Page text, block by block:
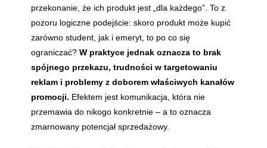
przekonanie, że ich produkt jest „dla każdego”. To z
pozoru logiczne podejście: skoro produkt może kupić
zarówno student, jak i emeryt, to po co się
ograniczać?W praktyce jednak oznacza to brak
spójnego przekazu, trudności w targetowaniu
reklam i problemy z doborem właściwych kanałów
promocji. Efektem jest komunikacja, która nie
przemawia do nikogo konkretnie – a to oznacza
zmarnowany potencjał sprzedażowy.